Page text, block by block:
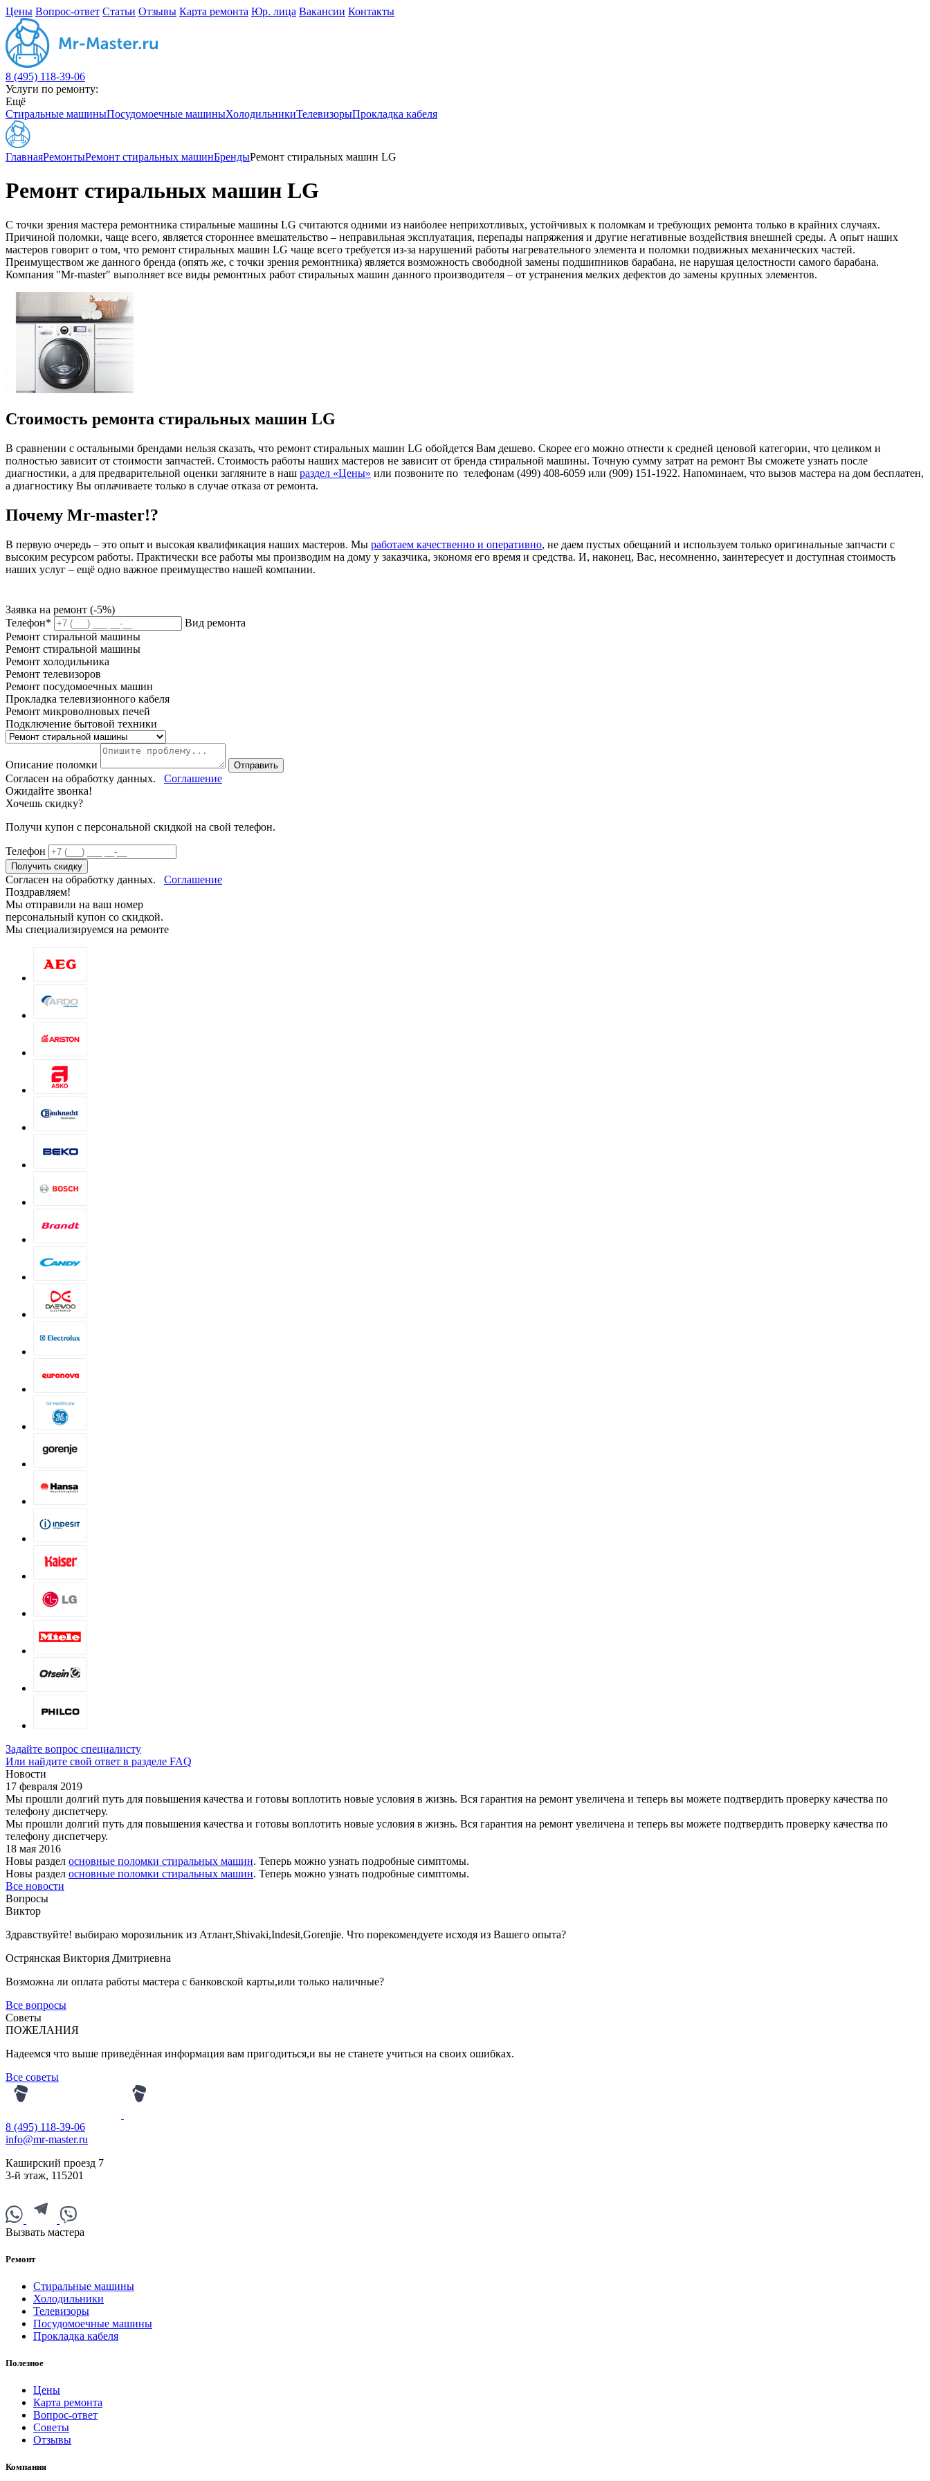
Цены Вопрос-ответ Статьи Отзывы Карта ремонта Юр. лица Вакансии Контакты
8 (495) 118-39-06
Услуги по ремонту:
Ещё
Стиральные машиныПосудомоечные машиныХолодильникиТелевизорыПрокладка кабеля
ГлавнаяРемонтыРемонт стиральных машинБрендыРемонт стиральных машин LG
Ремонт стиральных машин LG
С точки зрения мастера ремонтника стиральные машины LG считаются одними из наиболее неприхотливых, устойчивых к поломкам и требующих ремонта только в крайних случаях.
Причиной поломки, чаще всего, является стороннее вмешательство – неправильная эксплуатация, перепады напряжения и другие негативные воздействия внешней среды. А опыт наших
мастеров говорит о том, что ремонт стиральных машин LG чаще всего требуется из-за нарушений работы нагревательного элемента и поломки подвижных механических частей.
Преимуществом же данного бренда (опять же, с точки зрения ремонтника) является возможность свободной замены подшипников барабана, не нарушая целостности самого барабана.
Компания "Mr-master" выполняет все виды ремонтных работ стиральных машин данного производителя – от устранения мелких дефектов до замены крупных элементов.
Стоимость ремонта стиральных машин LG
В сравнении с остальными брендами нельзя сказать, что ремонт стиральных машин LG обойдется Вам дешево. Скорее его можно отнести к средней ценовой категории, что целиком и
полностью зависит от стоимости запчастей. Стоимость работы наших мастеров не зависит от бренда стиральной машины. Точную сумму затрат на ремонт Вы сможете узнать после
диагностики, а для предварительной оценки загляните в наш раздел «Цены» или позвоните по телефонам (499) 408-6059 или (909) 151-1922. Напоминаем, что вызов мастера на дом бесплатен,
а диагностику Вы оплачиваете только в случае отказа от ремонта.
Почему Mr-master!?
В первую очередь – это опыт и высокая квалификация наших мастеров. Мы работаем качественно и оперативно, не даем пустых обещаний и используем только оригинальные запчасти с
высоким ресурсом работы. Практически все работы мы производим на дому у заказчика, экономя его время и средства. И, наконец, Вас, несомненно, заинтересует и доступная стоимость
наших услуг – ещё одно важное преимущество нашей компании.
Заявка на ремонт (-5%)
Телефон*
Вид ремонта
Ремонт стиральной машины
Ремонт стиральной машины
Ремонт холодильника
Ремонт телевизоров
Ремонт посудомоечных машин
Прокладка телевизионного кабеля
Ремонт микроволновых печей
Подключение бытовой техники
Описание поломки Отправить
Согласен на обработку данных. Соглашение
Ожидайте звонка!
Хочешь скидку?
Получи купон c персональной скидкой на свой телефон.
Телефон
Получить скидку
Согласен на обработку данных. Соглашение
Поздравляем!
Мы отправили на ваш номер
персональный купон со скидкой.
Мы специализируемся на ремонте
Задайте вопрос специалисту
Или найдите свой ответ в разделе FAQ
Новости
17 февраля 2019
Мы прошли долгий путь для повышения качества и готовы воплотить новые условия в жизнь. Вся гарантия на ремонт увеличена и теперь вы можете подтвердить проверку качества по
телефону диспетчеру.
Мы прошли долгий путь для повышения качества и готовы воплотить новые условия в жизнь. Вся гарантия на ремонт увеличена и теперь вы можете подтвердить проверку качества по
телефону диспетчеру.
18 мая 2016
Новы раздел основные поломки стиральных машин. Теперь можно узнать подробные симптомы.
Новы раздел основные поломки стиральных машин. Теперь можно узнать подробные симптомы.
Все новости
Вопросы
Виктор
Здравствуйте! выбираю морозильник из Атлант,Shivaki,Indesit,Gorenjie. Что порекомендуете иcходя из Вашего опыта?
Острянская Виктория Дмитриевна
Возможна ли оплата работы мастера с банковской карты,или только наличные?
Все вопросы
Советы
ПОЖЕЛАНИЯ
Надеемся что выше приведённая информация вам пригодиться,и вы не станете учиться на своих ошибках.
Все советы
8 (495) 118-39-06
info@mr-master.ru
Каширский проезд 7
3-й этаж, 115201
Вызвать мастера
Ремонт
Стиральные машины
Холодильники
Телевизоры
Посудомоечные машины
Прокладка кабеля
Полезное
Цены
Карта ремонта
Вопрос-ответ
Советы
Отзывы
Компания